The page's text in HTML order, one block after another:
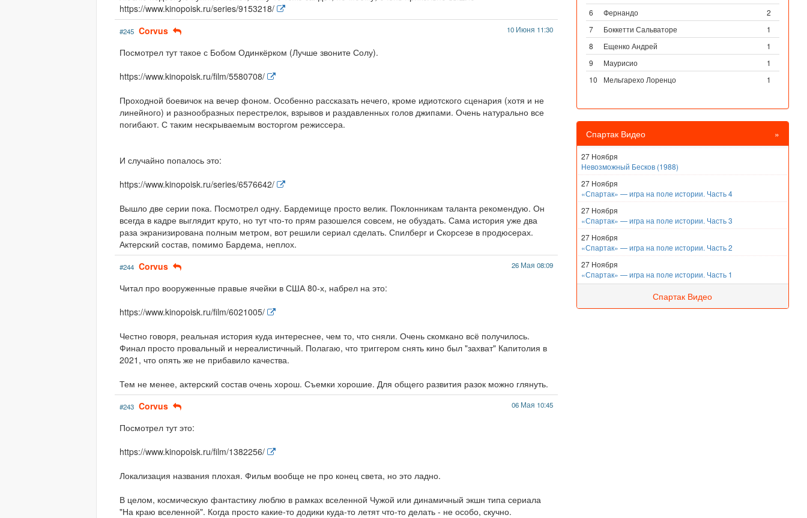
https://www.kinopoisk.ru/series/9153218/
#245 Corvus 10 Июня 11:30
Посмотрел тут такое с Бобом Одинкёрком (Лучше звоните Солу).
https://www.kinopoisk.ru/film/5580708/
Проходной боевичок на вечер фоном. Особенно рассказать нечего, кроме идиотского сценария (хотя и не
линейного) и разнообразных перестрелок, взрывов и раздавленных голов джипами. Очень натурально все
погибают. С таким нескрываемым восторгом режиссера.
И случайно попалось это:
https://www.kinopoisk.ru/series/6576642/
Вышло две серии пока. Посмотрел одну. Бардемище просто велик. Поклонникам таланта рекомендую. Он
всегда в кадре выглядит круто, но тут что-то прям разошелся совсем, не обуздать. Сама история уже два
раза экранизирована полным метром, вот решили сериал сделать. Спилберг и Скорсезе в продюсерах.
Актерский состав, помимо Бардема, неплох.
#244 Corvus 26 Мая 08:09
Читал про вооруженные правые ячейки в США 80-х, набрел на это:
https://www.kinopoisk.ru/film/6021005/
Честно говоря, реальная история куда интереснее, чем то, что сняли. Очень скомкано всё получилось.
Финал просто провальный и нереалистичный. Полагаю, что триггером снять кино был "захват" Капитолия в
2021, что опять же не прибавило качества.
Тем не менее, актерский состав очень хорош. Съемки хорошие. Для общего развития разок можно глянуть.
#243 Corvus 06 Мая 10:45
Посмотрел тут это:
https://www.kinopoisk.ru/film/1382256/
Локализация названия плохая. Фильм вообще не про конец света, но это ладно.
В целом, космическую фантастику люблю в рамках вселенной Чужой или динамичный экшн типа сериала
"На краю вселенной". Когда просто какие-то додики куда-то летят что-то делать - не особо, скучно.
6
Фернандо
2
7
Боккетти Сальваторе
1
8
Ещенко Андрей
1
9
Маурисио
1
10
Мельгарехо Лоренцо 1
Спартак Видео »
27 Ноября
Невозможный Бесков (1988)
27 Ноября
«Спартак» — игра на поле истории. Часть 4
27 Ноября
«Спартак» — игра на поле истории. Часть 3
27 Ноября
«Спартак» — игра на поле истории. Часть 2
27 Ноября
«Спартак» — игра на поле истории. Часть 1
Спартак Видео